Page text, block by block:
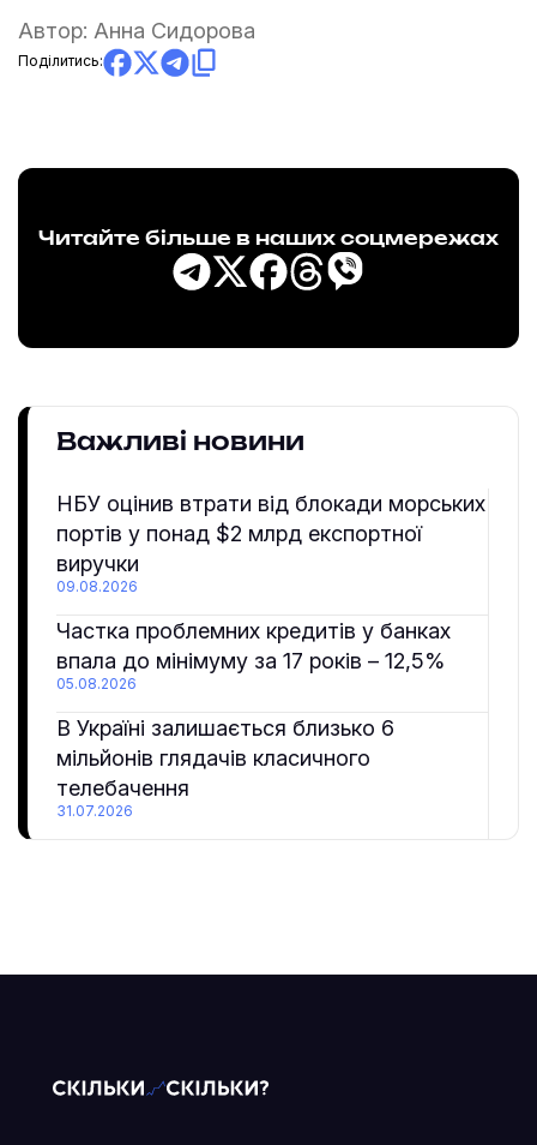
Автор: Анна Сидорова
Поділитись:
Читайте більше в наших соцмережах
Важливі новини
НБУ оцінив втрати від блокади морських
портів у понад $2 млрд експортної
виручки
09.08.2026
Частка проблемних кредитів у банках
впала до мінімуму за 17 років – 12,5%
05.08.2026
В Україні залишається близько 6
мільйонів глядачів класичного
телебачення
31.07.2026